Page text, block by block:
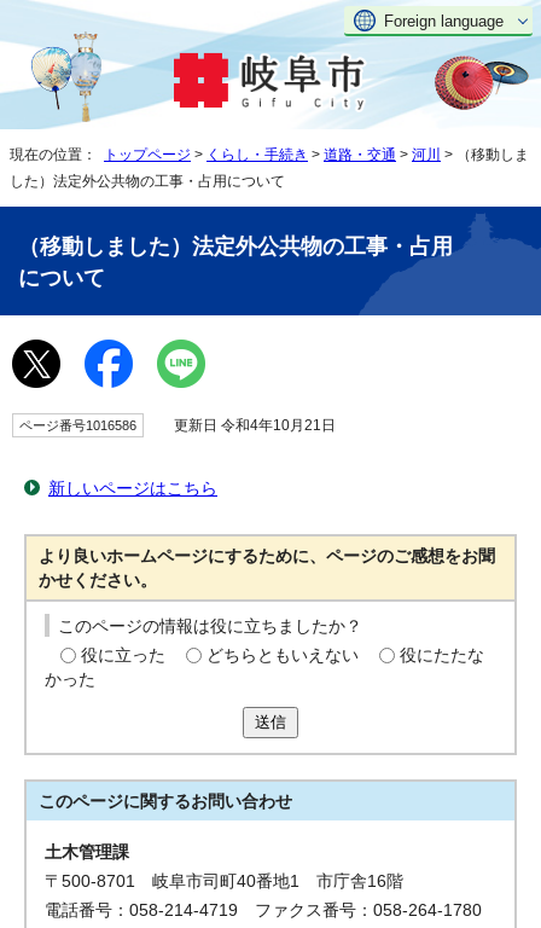
Foreign language
現在の位置： トップページ > くらし・手続き > 道路・交通 > 河川 > （移動しま
した）法定外公共物の工事・占用について
（移動しました）法定外公共物の工事・占用
について
ページ番号1016586 更新日 令和4年10月21日
新しいページはこちら
より良いホームページにするために、ページのご感想をお聞
かせください。
このページの情報は役に立ちましたか？
役に立った
どちらともいえない
役にたたな
かった
送信
このページに関するお問い合わせ
土木管理課
〒500-8701 岐阜市司町40番地1 市庁舎16階
電話番号：058-214-4719 ファクス番号：058-264-1780